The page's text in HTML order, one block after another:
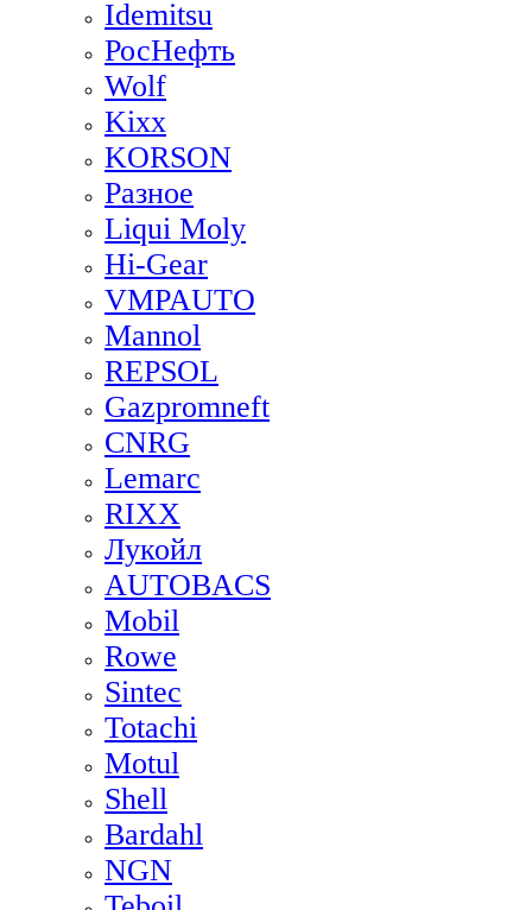
Idemitsu
РосНефть
Wolf
Kixx
KORSON
Разное
Liqui Moly
Hi-Gear
VMPAUTO
Mannol
REPSOL
Gazpromneft
CNRG
Lemarc
RIXX
Лукойл
AUTOBACS
Mobil
Rowe
Sintec
Totachi
Motul
Shell
Bardahl
NGN